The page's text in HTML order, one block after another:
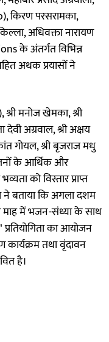
किरण परसरामका,
अधिवक्ता नारायण
के अंतर्गत विभिन्न
अथक प्रयासों ने
श्री मनोज खेमका, श्री
देवी अग्रवाल, श्री अक्षय
गोयल, श्री बृजराज मधु
के आर्थिक और
को विस्तार प्राप्त
ने बताया कि अगला दशम
माह में भजन-संध्या के साथ
का आयोजन
कार्यक्रम तथा वृंदावन
है।